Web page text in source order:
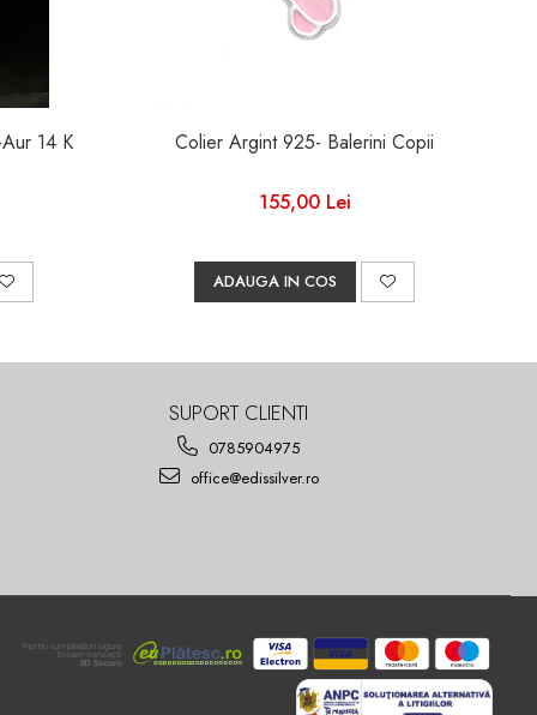
14 K Colier Argint 925- Balerini Copii
155,00 Lei
ADAUGA IN COS
SUPORT CLIENTI
0785904975
office@edissilver.ro